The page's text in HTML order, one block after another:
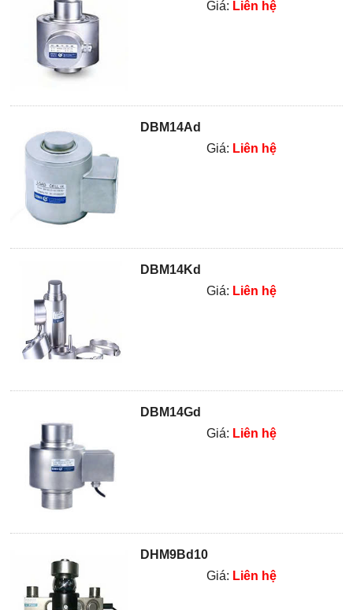
Giá: Liên hệ
DBM14Ad
Giá: Liên hệ
DBM14Kd
Giá: Liên hệ
DBM14Gd
Giá: Liên hệ
DHM9Bd10
Giá: Liên hệ